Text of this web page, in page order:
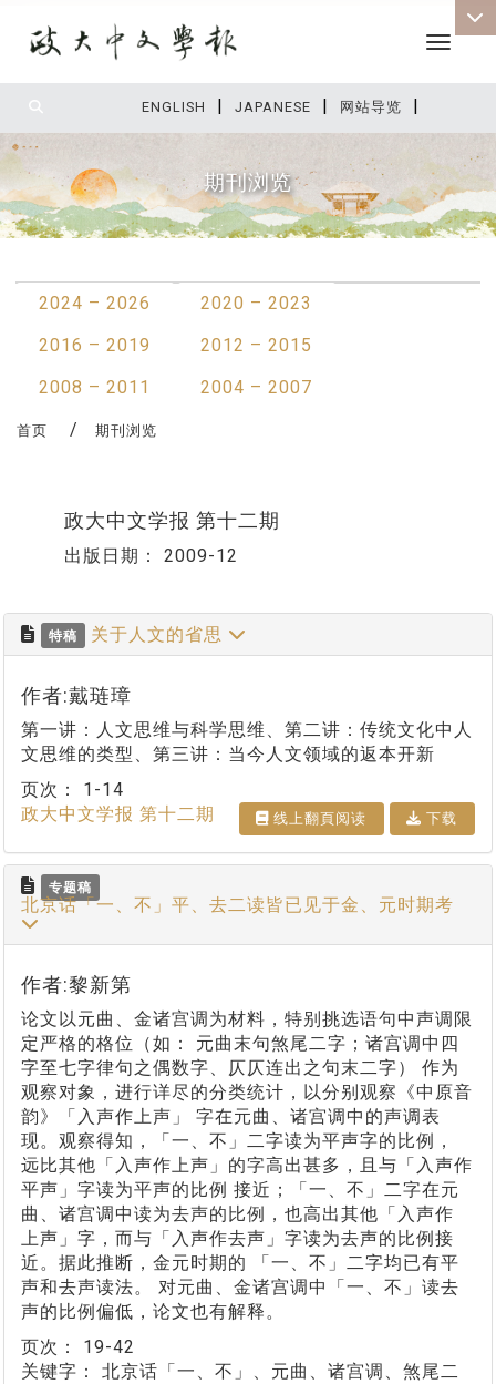
ENGLISH | JAPANESE | 网站导览 |
Toggle
期刊浏览
2024 – 2026
2020 – 2023
2016 – 2019
2012 – 2015
2008 – 2011
2004 – 2007
首页 期刊浏览
政大中文学报 第十二期
出版日期： 2009-12
特稿 关于人文的省思
作者:戴琏璋
第一讲：人文思维与科学思维、第二讲：传统文化中人
文思维的类型、第三讲：当今人文领域的返本开新
页次： 1-14
政大中文学报 第十二期
线上翻⾴阅读 下载
专题稿
北京话「一、不」平、去二读皆已见于金、元时期考
作者:黎新第
论文以元曲、金诸宫调为材料，特别挑选语句中声调限
定严格的格位（如： 元曲末句煞尾二字；诸宫调中四
字至七字律句之偶数字、仄仄连出之句末二字） 作为
观察对象，进行详尽的分类统计，以分别观察《中原音
韵》「入声作上声」 字在元曲、诸宫调中的声调表
现。观察得知，「一、不」二字读为平声字的比例，
远比其他「入声作上声」的字高出甚多，且与「入声作
平声」字读为平声的比例 接近；「一、不」二字在元
曲、诸宫调中读为去声的比例，也高出其他「入声作
上声」字，而与「入声作去声」字读为去声的比例接
近。据此推断，金元时期的 「一、不」二字均已有平
声和去声读法。 对元曲、金诸宫调中「一、不」读去
声的比例偏低，论文也有解释。
页次： 19-42
关键字： 北京话「一、不」、元曲、诸宫调、煞尾二